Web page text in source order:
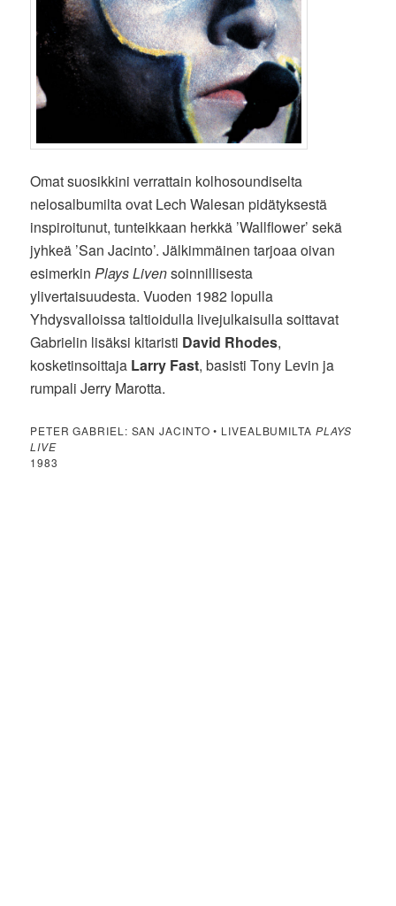
Omat suosikkini verrattain kolhosoundiselta
nelosalbumilta ovat Lech Walesan pidätyksestä
inspiroitunut, tunteikkaan herkkä ’Wallflower’ sekä
jyhkeä ’San Jacinto’. Jälkimmäinen tarjoaa oivan
esimerkinPlays Livensoinnillisesta
ylivertaisuudesta. Vuoden 1982 lopulla
Yhdysvalloissa taltioidulla livejulkaisulla soittavat
Gabrielin lisäksi kitaristi David Rhodes,
kosketinsoittaja Larry Fast, basisti Tony Levin ja
rumpali Jerry Marotta.
PETER GABRIEL: SAN JACINTO • LIVEALBUMILTA PLAYS
LIVE
1983